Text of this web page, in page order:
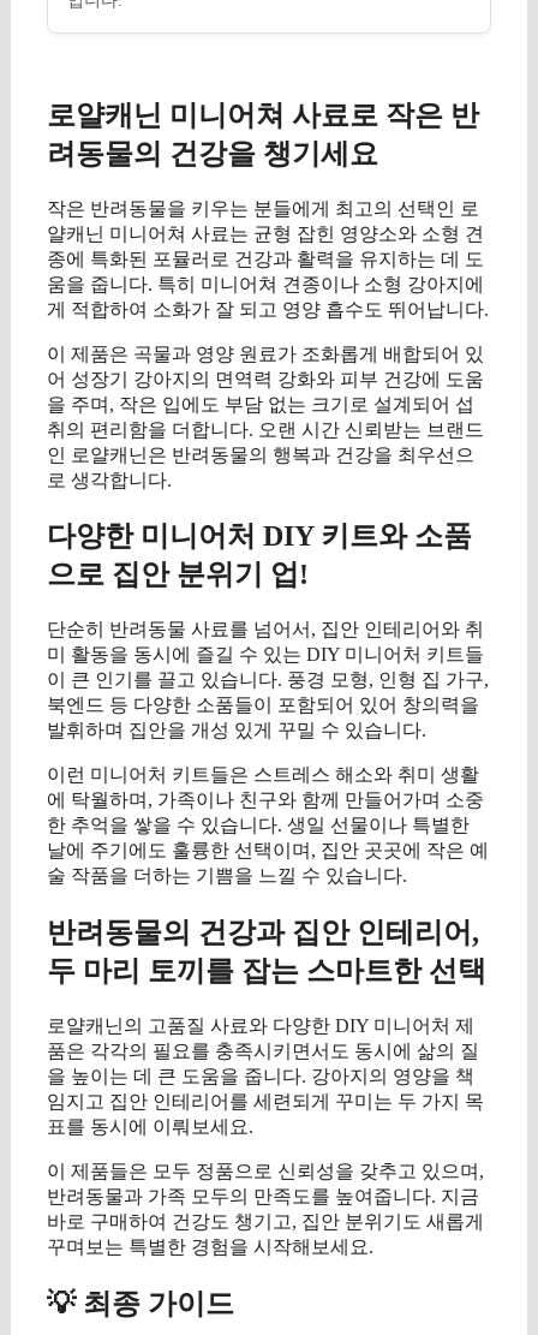
로얄캐닌 미니어쳐 사료로 작은 반
려동물의 건강을 챙기세요
작은 반려동물을 키우는 분들에게 최고의 선택인 로
얄캐닌 미니어쳐 사료는 균형 잡힌 영양소와 소형 견
종에 특화된 포뮬러로 건강과 활력을 유지하는 데 도
움을 줍니다. 특히 미니어쳐 견종이나 소형 강아지에
게 적합하여 소화가 잘 되고 영양 흡수도 뛰어납니다.
이 제품은 곡물과 영양 원료가 조화롭게 배합되어 있
어 성장기 강아지의 면역력 강화와 피부 건강에 도움
을 주며, 작은 입에도 부담 없는 크기로 설계되어 섭
취의 편리함을 더합니다. 오랜 시간 신뢰받는 브랜드
인 로얄캐닌은 반려동물의 행복과 건강을 최우선으
로 생각합니다.
다양한 미니어처 DIY 키트와 소품
으로 집안 분위기 업!
단순히 반려동물 사료를 넘어서, 집안 인테리어와 취
미 활동을 동시에 즐길 수 있는 DIY 미니어처 키트들
이 큰 인기를 끌고 있습니다. 풍경 모형, 인형 집 가구,
북엔드 등 다양한 소품들이 포함되어 있어 창의력을
발휘하며 집안을 개성 있게 꾸밀 수 있습니다.
이런 미니어처 키트들은 스트레스 해소와 취미 생활
에 탁월하며, 가족이나 친구와 함께 만들어가며 소중
한 추억을 쌓을 수 있습니다. 생일 선물이나 특별한
날에 주기에도 훌륭한 선택이며, 집안 곳곳에 작은 예
술 작품을 더하는 기쁨을 느낄 수 있습니다.
반려동물의 건강과 집안 인테리어,
두 마리 토끼를 잡는 스마트한 선택
로얄캐닌의 고품질 사료와 다양한 DIY 미니어처 제
품은 각각의 필요를 충족시키면서도 동시에 삶의 질
을 높이는 데 큰 도움을 줍니다. 강아지의 영양을 책
임지고 집안 인테리어를 세련되게 꾸미는 두 가지 목
표를 동시에 이뤄보세요.
이 제품들은 모두 정품으로 신뢰성을 갖추고 있으며,
반려동물과 가족 모두의 만족도를 높여줍니다. 지금
바로 구매하여 건강도 챙기고, 집안 분위기도 새롭게
꾸며보는 특별한 경험을 시작해보세요.
💡 최종 가이드